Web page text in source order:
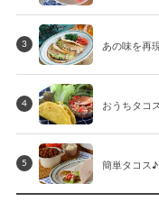
3 あの味を再
4 おうちタコ
5 簡単タコス